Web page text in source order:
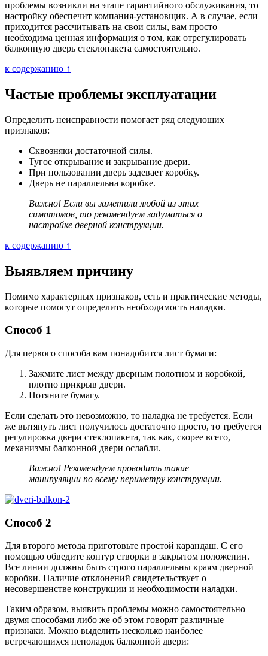
проблемы возникли на этапе гарантийного обслуживания, то
настройку обеспечит компания-установщик. А в случае, если
приходится рассчитывать на свои силы, вам просто
необходима ценная информация о том, как отрегулировать
балконную дверь стеклопакета самостоятельно.
к содержанию ↑
Частые проблемы эксплуатации
Определить неисправности помогает ряд следующих
признаков:
Сквозняки достаточной силы.
Тугое открывание и закрывание двери.
При пользовании дверь задевает коробку.
Дверь не параллельна коробке.
Важно! Если вы заметили любой из этих
симптомов, то рекомендуем задуматься о
настройке дверной конструкции.
к содержанию ↑
Выявляем причину
Помимо характерных признаков, есть и практические методы,
которые помогут определить необходимость наладки.
Способ 1
Для первого способа вам понадобится лист бумаги:
Зажмите лист между дверным полотном и коробкой,
плотно прикрыв двери.
Потяните бумагу.
Если сделать это невозможно, то наладка не требуется. Если
же вытянуть лист получилось достаточно просто, то требуется
регулировка двери стеклопакета, так как, скорее всего,
механизмы балконной двери ослабли.
Важно! Рекомендуем проводить такие
манипуляции по всему периметру конструкции.
Способ 2
Для второго метода приготовьте простой карандаш. С его
помощью обведите контур створки в закрытом положении.
Все линии должны быть строго параллельны краям дверной
коробки. Наличие отклонений свидетельствует о
несовершенстве конструкции и необходимости наладки.
Таким образом, выявить проблемы можно самостоятельно
двумя способами либо же об этом говорят различные
признаки. Можно выделить несколько наиболее
встречающихся неполадок балконной двери: